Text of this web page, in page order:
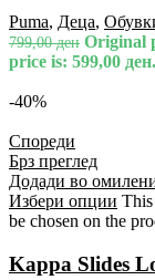
Puma, Деца,
799,00ден Original
price is: 599,00 ден.
-40%
Спореди
Брз преглед
Додади во
Избери опции
be chosen on the
Kappa Slides